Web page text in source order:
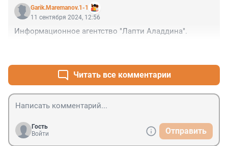
Garik.Maremanov.1-1
11 сентября 2024, 12:56
Информационное агентство "Лапти Аладдина".
Читать все комментарии
Гость
Войти
Отправить